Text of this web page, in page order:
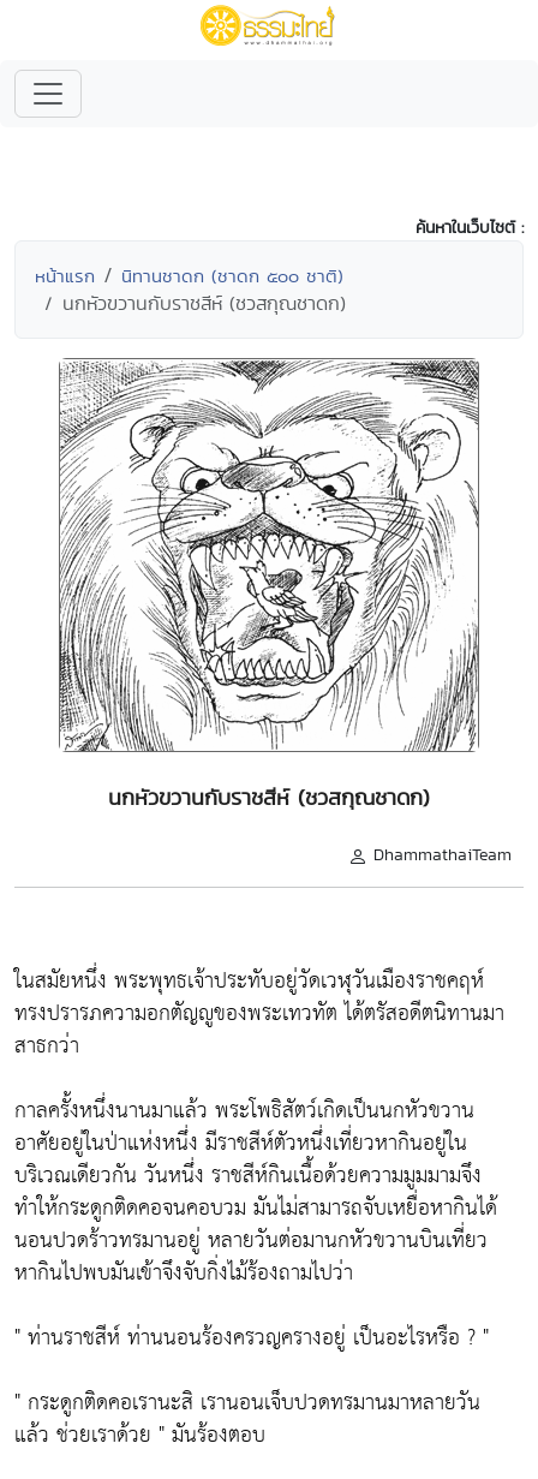
ค้นหาในเว็บไซต์ :
หน้าแรก นิทานชาดก (ชาดก ๕๐๐ ชาติ)
นกหัวขวานกับราชสีห์ (ชวสกุณชาดก)
นกหัวขวานกับราชสีห์ (ชวสกุณชาดก)
DhammathaiTeam
ในสมัยหนึ่ง พระพุทธเจ้าประทับอยู่วัดเวฬุวันเมืองราชคฤห์
ทรงปรารภความอกตัญญูของพระเทวทัต ได้ตรัสอดีตนิทานมา
สาธกว่า
กาลครั้งหนึ่งนานมาแล้ว พระโพธิสัตว์เกิดเป็นนกหัวขวาน
อาศัยอยู่ในป่าแห่งหนึ่ง มีราชสีห์ตัวหนึ่งเที่ยวหากินอยู่ใน
บริเวณเดียวกัน วันหนึ่ง ราชสีห์กินเนื้อด้วยความมูมมามจึง
ทำให้กระดูกติดคอจนคอบวม มันไม่สามารถจับเหยื่อหากินได้
นอนปวดร้าวทรมานอยู่ หลายวันต่อมานกหัวขวานบินเที่ยว
หากินไปพบมันเข้าจึงจับกิ่งไม้ร้องถามไปว่า
" ท่านราชสีห์ ท่านนอนร้องครวญครางอยู่ เป็นอะไรหรือ ? "
" กระดูกติดคอเรานะสิ เรานอนเจ็บปวดทรมานมาหลายวัน
แล้ว ช่วยเราด้วย " มันร้องตอบ